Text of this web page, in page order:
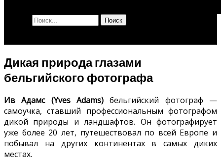
Дикая природа глазами
бельгийского фотографа
Ив Адамс (Yves Adams)бельгийский
фотограф —
самоучка, ставший профессиональным фотографом
дикой природы и ландшафтов. Он фотографирует
уже более 20 лет, путешествовал по всей Европе и
побывал на других континентах в самых диких
местах.